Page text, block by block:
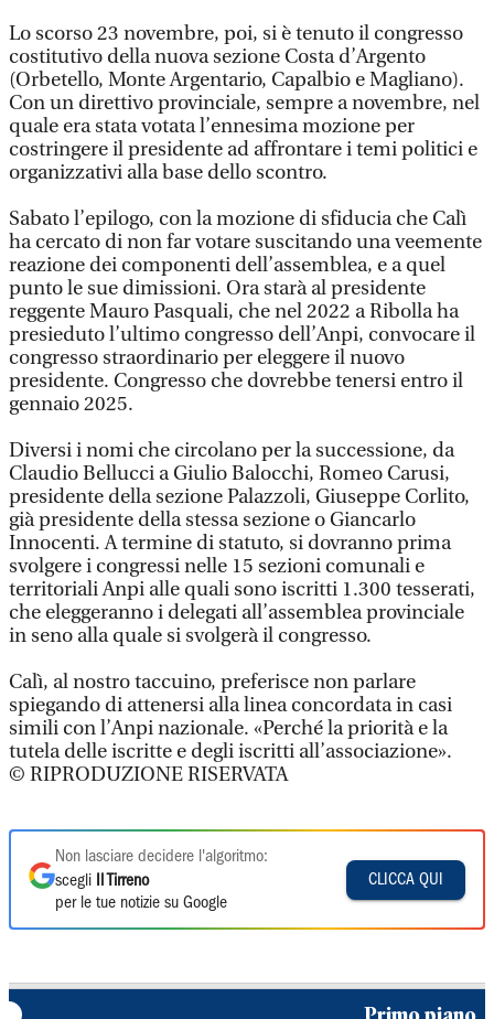
Lo scorso 23 novembre, poi, si è tenuto il congresso
costitutivo della nuova sezione Costa d’Argento
(Orbetello, Monte Argentario, Capalbio e Magliano).
Con un direttivo provinciale, sempre a novembre, nel
quale era stata votata l’ennesima mozione per
costringere il presidente ad affrontare i temi politici e
organizzativi alla base dello scontro.
Sabato l’epilogo, con la mozione di sfiducia che Calì
ha cercato di non far votare suscitando una veemente
reazione dei componenti dell’assemblea, e a quel
punto le sue dimissioni. Ora starà al presidente
reggente Mauro Pasquali, che nel 2022 a Ribolla ha
presieduto l’ultimo congresso dell’Anpi, convocare il
congresso straordinario per eleggere il nuovo
presidente. Congresso che dovrebbe tenersi entro il
gennaio 2025.
Diversi i nomi che circolano per la successione, da
Claudio Bellucci a Giulio Balocchi, Romeo Carusi,
presidente della sezione Palazzoli, Giuseppe Corlito,
già presidente della stessa sezione o Giancarlo
Innocenti. A termine di statuto, si dovranno prima
svolgere i congressi nelle 15 sezioni comunali e
territoriali Anpi alle quali sono iscritti 1.300 tesserati,
che eleggeranno i delegati all’assemblea provinciale
in seno alla quale si svolgerà il congresso.
Calì, al nostro taccuino, preferisce non parlare
spiegando di attenersi alla linea concordata in casi
simili con l’Anpi nazionale. «Perché la priorità e la
tutela delle iscritte e degli iscritti all’associazione».
© RIPRODUZIONE RISERVATA
Non lasciare decidere l'algoritmo:
scegli
Il Tirreno
per le tue notizie su Google
CLICCA QUI